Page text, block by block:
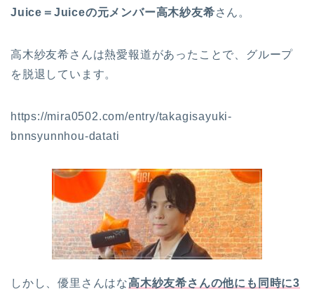
Juice＝Juiceの元メンバー高木紗友希さん。
高木紗友希さんは熱愛報道があったことで、グループ
を脱退しています。
https://mira0502.com/entry/takagisayuki-
bnnsyunnhou-datati
しかし、優里さんはな高木紗友希さんの他にも同時に3